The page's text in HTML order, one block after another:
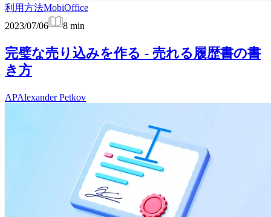
利用方法MobiOffice
2023/07/06
8 min
完璧な売り込みを作る - 売れる履歴書の書
き方
APAlexander Petkov